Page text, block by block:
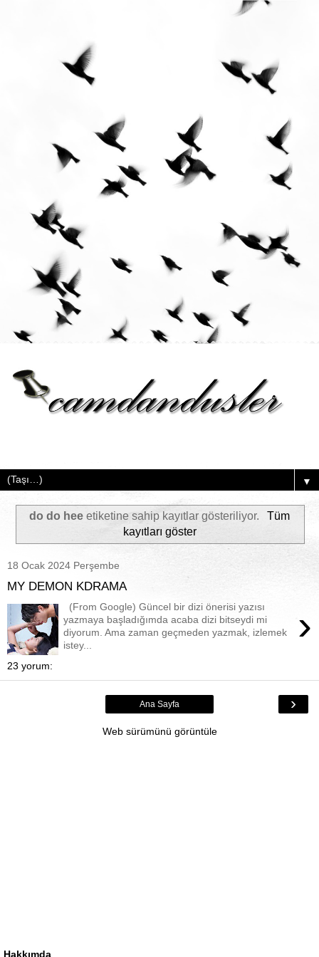
▼
do do hee etiketine sahip kayıtlar gösteriliyor.
Tüm
kayıtları göster
18 Ocak 2024 Perşembe
MY DEMON KDRAMA
›
(From Google) Güncel bir dizi önerisi yazısı
yazmaya başladığımda acaba dizi bitseydi mi
diyorum. Ama zaman geçmeden yazmak, izlemek
istey...
23 yorum:
›
Ana Sayfa
Web sürümünü görüntüle
Hakkımda